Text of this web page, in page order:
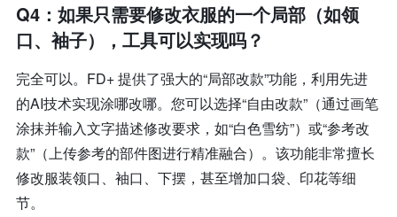
Q4：如果只需要修改衣服的一个局部（如领
口、袖子），工具可以实现吗？
完全可以。FD+ 提供了强大的“局部改款”功能，利用先进
的AI技术实现涂哪改哪。您可以选择“自由改款”（通过画笔
涂抹并输入文字描述修改要求，如“白色雪纺”）或“参考改
款”（上传参考的部件图进行精准融合）。该功能非常擅长
修改服装领口、袖口、下摆，甚至增加口袋、印花等细
节。